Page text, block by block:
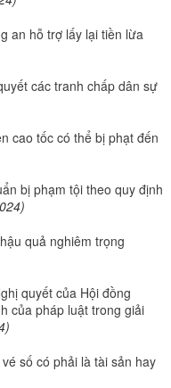
an hỗ trợ lấy lại tiền lừa
các tranh chấp dân sự
cao tốc có thể bị phạt đến
bị phạm tội theo quy định
quả nghiêm trọng
quyết của Hội đồng
của pháp luật trong giải
số có phải là tài sản hay